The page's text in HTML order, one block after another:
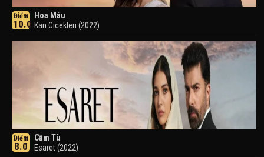
Điểm
10.0
Hoa Máu
Kan Cicekleri (2022)
Điểm
8.0
Cầm Tù
Esaret (2022)